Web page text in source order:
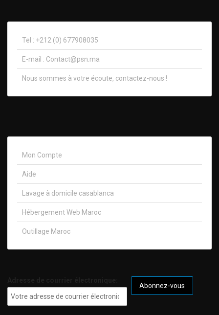
Tel : +212 (0) 677908035
E-mail : Contact@psn.ma
Nous sommes à votre écoute, contactez-nous !​
Mon Compte
Aide
Lavage à domicile casablanca
Hébergement Web Maroc
Outillage Maroc